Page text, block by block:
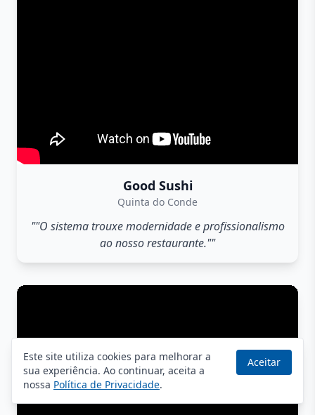
Good Sushi
Quinta do Conde
""O sistema trouxe modernidade e profissionalismo
ao nosso restaurante.""
Este site utiliza cookies para melhorar a
sua experiência. Ao continuar, aceita a
nossa Política de Privacidade.
Aceitar